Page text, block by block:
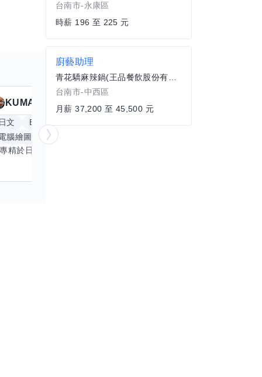
KUMA 個技能
文 Excel
腦繪圖
手繪
台南市-永康區
時薪 196 至 225 元
廚藝助理
青花驕麻辣鍋(王品餐飲股份有限公司)｜青花驕台南新光新天地
台南市-中西區
月薪 37,200 至 45,500 元